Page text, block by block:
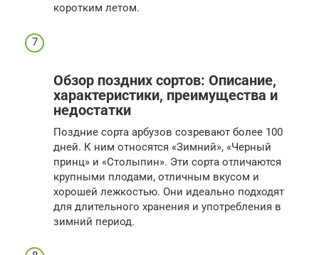
коротким летом.
Обзор поздних сортов: Описание,
характеристики, преимущества и
недостатки
Поздние сорта арбузов созревают более 100
дней. К ним относятся «Зимний», «Черный
принц» и «Столыпин». Эти сорта отличаются
крупными плодами, отличным вкусом и
хорошей лежкостью. Они идеально подходят
для длительного хранения и употребления в
зимний период.